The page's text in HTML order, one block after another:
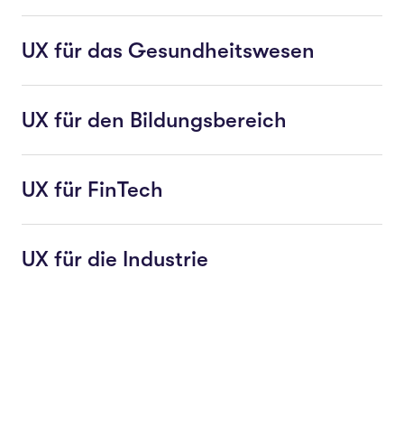
UX für das Gesundheitswesen
UX für den Bildungsbereich
UX für FinTech
UX für die Industrie